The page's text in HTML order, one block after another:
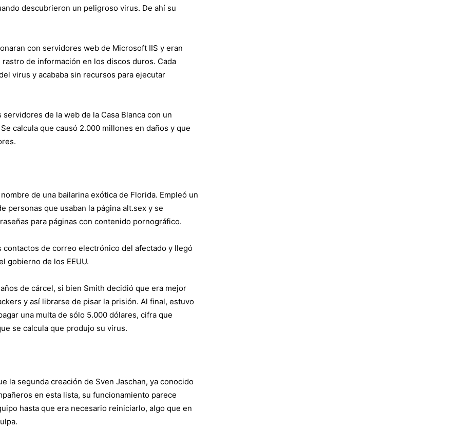
descubrieron un peligroso virus. De ahí su
con servidores web de Microsoft IIS y eran
de información en los discos duros. Cada
virus y acababa sin recursos para ejecutar
de la web de la Casa Blanca con un
calcula que causó 2.000 millones en daños y que
de una bailarina exótica de Florida. Empleó un
personas que usaban la página alt.sex y se
para páginas con contenido pornográfico.
de correo electrónico del afectado y llegó
gobierno de los EEUU.
de cárcel, si bien Smith decidió que era mejor
y así librarse de pisar la prisión. Al final, estuvo
una multa de sólo 5.000 dólares, cifra que
se calcula que produjo su virus.
la segunda creación de Sven Jaschan, ya conocido
en esta lista, su funcionamiento parece
hasta que era necesario reiniciarlo, algo que en